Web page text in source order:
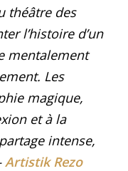
théâtre des
l’histoire d’un
mentalement
Les
magique,
et à la
intense,
Artistik Rezo